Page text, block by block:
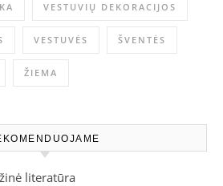
VESTUVIŲ DEKORACIJOS
VESTUVĖS ŠVENTĖS
ŽIEMA
literatūra